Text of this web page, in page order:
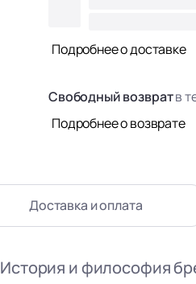
Подробнее о доставке
Свободный возвратв
Подробнее о возврате
Доставка и оплата
История и философия